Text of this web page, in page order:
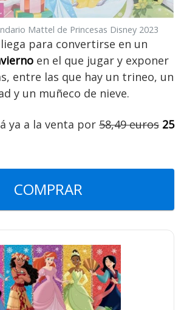
Mattel de Princesas Disney 2023
para convertirse en un
en el que jugar y exponer
entre las que hay un trineo, un
y un muñeco de nieve.
ya a la venta por 58,49 euros 25
COMPRAR